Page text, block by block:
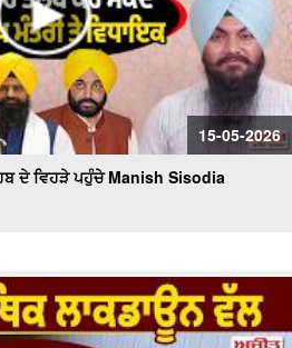
15-05-2026
ਦੇ ਵਿਹੜੇ ਪਹੁੰਚੇ Manish Sisodia